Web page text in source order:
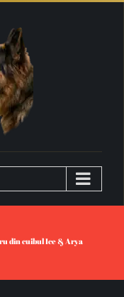
din cuibul Ice & Arya